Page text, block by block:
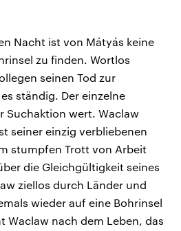
Nacht ist von Mátyás keine
zu finden. Wortlos
seinen Tod zur
ständig. Der einzelne
Suchaktion wert. Waclaw
seiner einzig verbliebenen
stumpfen Trott von Arbeit
die Gleichgültigkeit seines
ziellos durch Länder und
wieder auf eine Bohrinsel
Waclaw nach dem Leben, das